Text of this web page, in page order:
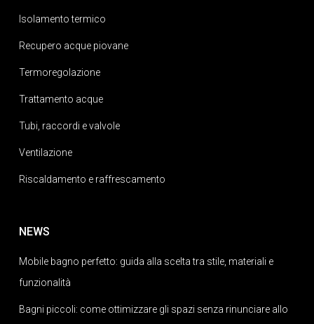
Isolamento termico
Recupero acque piovane
Termoregolazione
Trattamento acque
Tubi, raccordi e valvole
Ventilazione
Riscaldamento e raffrescamento
NEWS
Mobile bagno perfetto: guida alla scelta tra stile, materiali e
funzionalità
Bagni piccoli: come ottimizzare gli spazi senza rinunciare allo